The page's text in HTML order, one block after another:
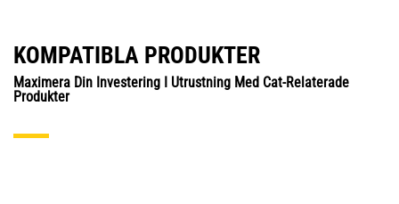
KOMPATIBLA PRODUKTER
Maximera Din Investering I Utrustning Med Cat-Relaterade
Produkter